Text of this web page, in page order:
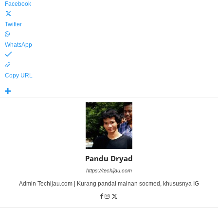
Facebook
Twitter
WhatsApp
Copy URL
Pandu Dryad
https://techijau.com
Admin Techijau.com | Kurang pandai mainan socmed, khususnya IG